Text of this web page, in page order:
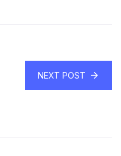
NEXT POST